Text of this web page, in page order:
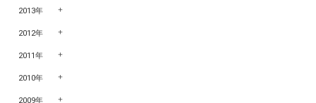
2013年
2012年
2011年
2010年
2009年